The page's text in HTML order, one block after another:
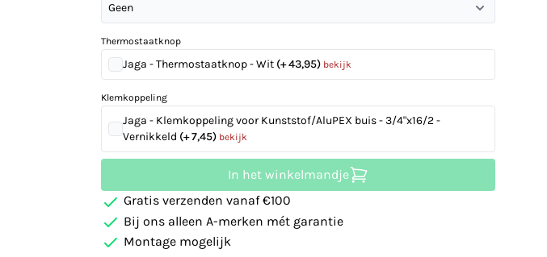
Geen
Thermostaatknop
Jaga - Thermostaatknop - Wit (+ 43,95) bekijk
Klemkoppeling
Jaga - Klemkoppeling voor Kunststof/AluPEX buis - 3/4"x16/2 -
Vernikkeld (+ 7,45) bekijk
In het winkelmandje
Gratis verzenden vanaf €100
Bij ons alleen A-merken mét garantie
Montage mogelijk